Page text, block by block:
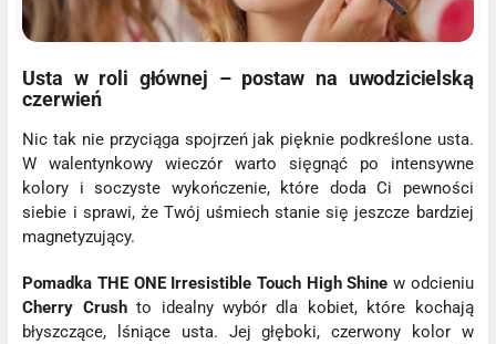
Usta w roli głównej – postaw na uwodzicielską
czerwień
Nic tak nie przyciąga spojrzeń jak pięknie podkreślone usta.
W walentynkowy wieczór warto sięgnąć po intensywne
kolory i soczyste wykończenie, które doda Ci pewności
siebie i sprawi, że Twój uśmiech stanie się jeszcze bardziej
magnetyzujący.
Pomadka THE ONE Irresistible Touch High Shine w odcieniu
Cherry Crushto idealny wybór dla kobiet, które kochają
błyszczące, lśniące usta. Jej głęboki, czerwony kolor w